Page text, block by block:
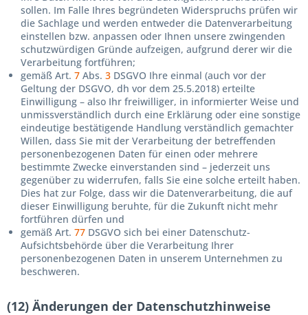
sollen. Im Falle Ihres begründeten Widerspruchs prüfen wir
die Sachlage und werden entweder die Datenverarbeitung
einstellen bzw. anpassen oder Ihnen unsere zwingenden
schutzwürdigen Gründe aufzeigen, aufgrund derer wir die
Verarbeitung fortführen;
gemäß Art. 7 Abs. 3 DSGVO Ihre einmal (auch vor der
Geltung der DSGVO, dh vor dem 25.5.2018) erteilte
Einwilligung – also Ihr freiwilliger, in informierter Weise und
unmissverständlich durch eine Erklärung oder eine sonstige
eindeutige bestätigende Handlung verständlich gemachter
Willen, dass Sie mit der Verarbeitung der betreffenden
personenbezogenen Daten für einen oder mehrere
bestimmte Zwecke einverstanden sind – jederzeit uns
gegenüber zu widerrufen, falls Sie eine solche erteilt haben.
Dies hat zur Folge, dass wir die Datenverarbeitung, die auf
dieser Einwilligung beruhte, für die Zukunft nicht mehr
fortführen dürfen und
gemäß Art. 77 DSGVO sich bei einer Datenschutz-
Aufsichtsbehörde über die Verarbeitung Ihrer
personenbezogenen Daten in unserem Unternehmen zu
beschweren.
(12) Änderungen der Datenschutzhinweise